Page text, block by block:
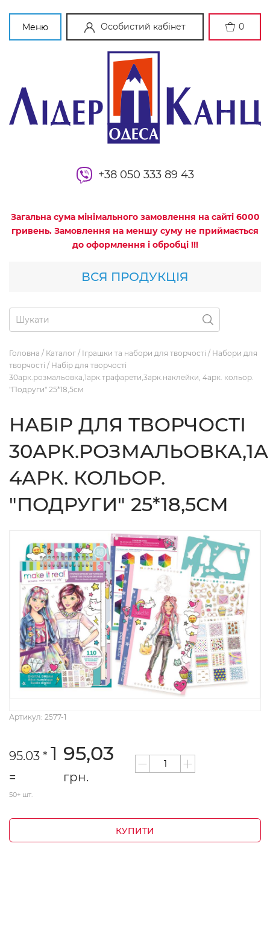
Меню Особистий кабінет 0
+38 050 333 89 43
Загальна сума мінімального замовлення на сайті 6000
гривень. Замовлення на меншу суму не приймається
до оформлення і обробці !!!
ВСЯ ПРОДУКЦІЯ
Головна / Каталог / Іграшки та набори для творчості / Набори для
творчості / Набір для творчості
30арк.розмальовка,1арк.трафарети,3арк.наклейки, 4арк. кольор.
"Подруги" 25*18,5см
НАБІР ДЛЯ ТВОРЧОСТІ
4АРК. КОЛЬОР.
"ПОДРУГИ" 25*18,5СМ
Артикул: 2577-1
95.03 * 1
=
95,03
грн.
50+ шт.
КУПИТИ